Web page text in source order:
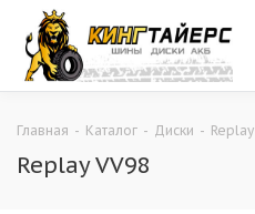
Главная - Каталог - Диски - Replay
Replay VV98